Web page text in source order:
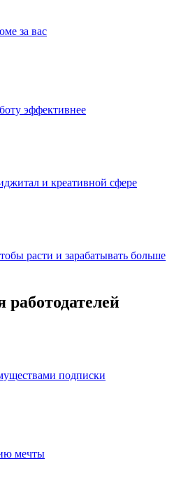
за вас
эффективнее
и креативной сфере
расти и зарабатывать больше
подписки
мечты